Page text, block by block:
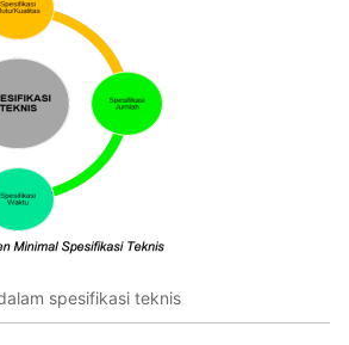
spesifikasi teknis